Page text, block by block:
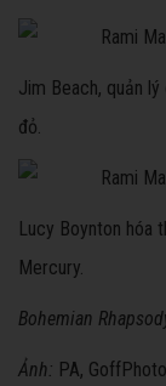
Jim Beach, quản
đỏ.
Lucy Boynton hóa
Mercury.
Bohemian
Ảnh: PA,